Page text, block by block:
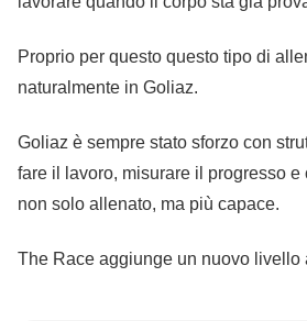
Proprio per questo questo tipo di
naturalmente in Goliaz.
Goliaz è sempre stato sforzo con
fare il lavoro, misurare il progresso e
non solo allenato, ma più capace.
The Race aggiunge un nuovo livello